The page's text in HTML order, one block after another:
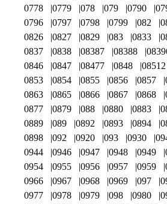
0778
0779 078 079 0790
0796
0797 0798 0799 082
0826
0827 0829 083 0833
0837
0838 08387 08388
0846
0847 08477 0848 08512
0853
0854 0855 0856 0857
0863
0865 0866 0867 0868
0877
0879 088 0880 0883
0889
089 0892 0893 0894
0898
092 0920 093 0930
0944
0946 0947 0948 0949
0954
0955 0956 0957 0959
0966
0967 0968 0969 097
0977
0978 0979 098 0980